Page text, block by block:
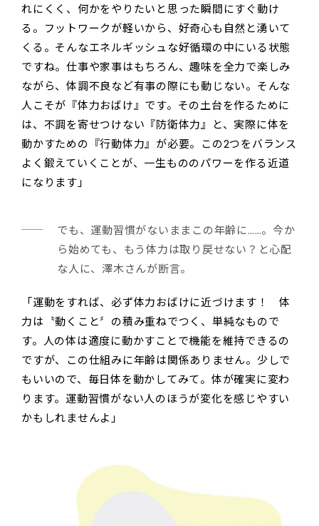
れにくく、何かをやりたいと思った瞬間にすぐ動け
る。フットワークが軽いから、好奇心も自然と湧いて
くる。そんなエネルギッシュな好循環の中にいる状態
ですね。仕事や家事はもちろん、趣味を全力で楽しみ
ながら、体調不良など有事の際にも動じない。そんな
人こそが『体力おばけ』です。その土台を作るために
は、不調を寄せつけない『防衛体力』と、実際に体を
動かすための『行動体力』が必要。この2つをバランス
よく鍛えていくことが、一生もののパワーを作る近道
になります」
でも、運動習慣がないままこの年齢に……。今か
ら始めても、もう体力は取り戻せない？と心配
な人に、澤木さんが断言。
「運動をすれば、必ず体力おばけに近づけます！ 体
力は〝動くこと〞の積み重ねでつく、単純なもので
す。人の体は適度に動かすことで機能を維持できるの
ですが、この仕組みに年齢は関係ありません。少しで
もいいので、毎日体を動かしてみて。体が確実に変わ
ります。運動習慣がない人のほうが変化を感じやすい
かもしれませんよ」